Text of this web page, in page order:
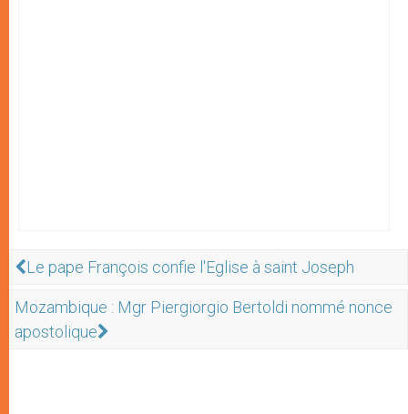
Le pape François confie l'Eglise à saint Joseph
Mozambique : Mgr Piergiorgio Bertoldi nommé nonce
apostolique